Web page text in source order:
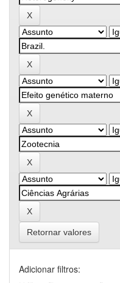
Retornar valores
Adicionar filtros: